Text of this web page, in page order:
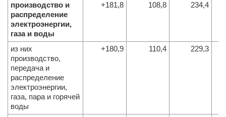
производство и
распределение
электроэнергии,
газа и воды
+181,8 108,8 234,4
из них
производство,
передача и
распределение
электроэнергии,
газа, пара и горячей
воды
+180,9 110,4 229,3